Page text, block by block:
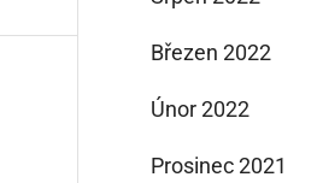
Březen 2022
Únor 2022
Prosinec 2021